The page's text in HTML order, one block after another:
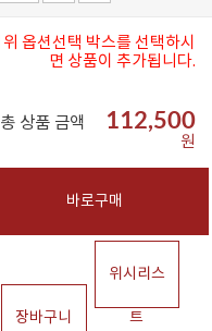
위 옵션선택 박스를 선택하시
면 상품이 추가됩니다.
총 상품 금액 112,500
원
바로구매
장바구니
위시리스
트